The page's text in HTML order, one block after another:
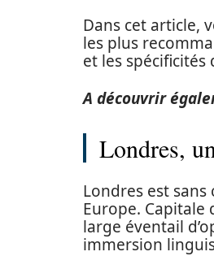
Dans cet article,
les plus
et les
A découvrir
Londres,
Londres est
Europe. Capitale
large éventail
immersion